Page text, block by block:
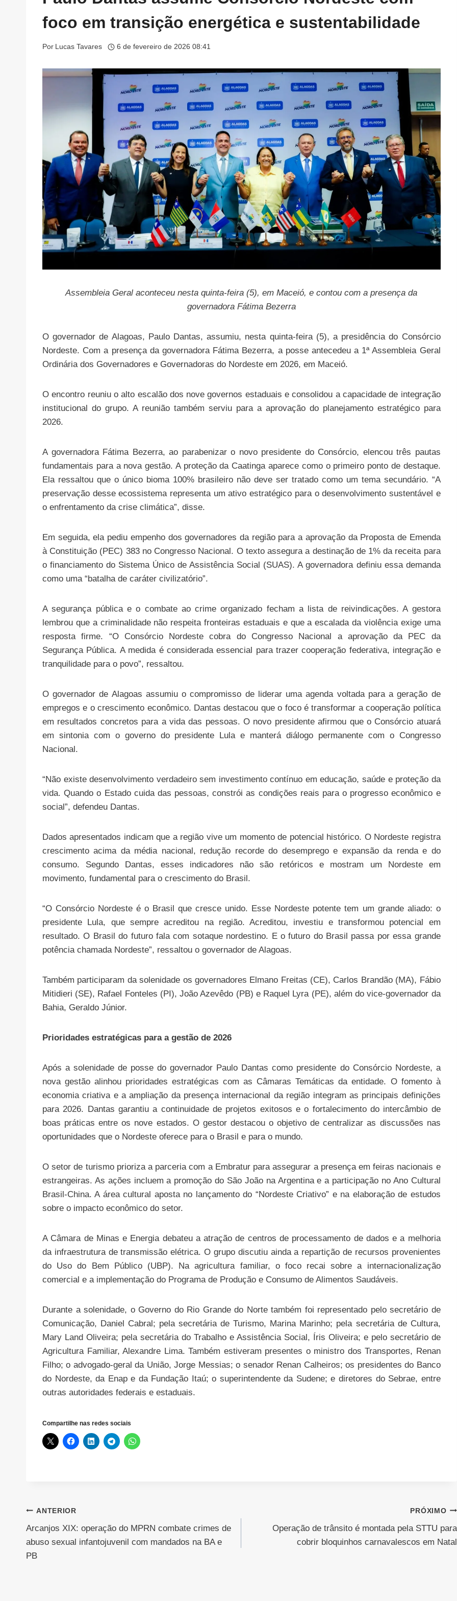
foco em transição energética e sustentabilidade
Por Lucas Tavares 6 de fevereiro de 2026 08:41
Assembleia Geral aconteceu nesta quinta-feira (5), em Maceió, e contou com a presença da
governadora Fátima Bezerra
O governador de Alagoas, Paulo Dantas, assumiu, nesta quinta-feira (5), a presidência do Consórcio
Nordeste. Com a presença da governadora Fátima Bezerra, a posse antecedeu a 1ª Assembleia Geral
Ordinária dos Governadores e Governadoras do Nordeste em 2026, em Maceió.
O encontro reuniu o alto escalão dos nove governos estaduais e consolidou a capacidade de integração
institucional do grupo. A reunião também serviu para a aprovação do planejamento estratégico para
2026.
A governadora Fátima Bezerra, ao parabenizar o novo presidente do Consórcio, elencou três pautas
fundamentais para a nova gestão. A proteção da Caatinga aparece como o primeiro ponto de destaque.
Ela ressaltou que o único bioma 100% brasileiro não deve ser tratado como um tema secundário. “A
preservação desse ecossistema representa um ativo estratégico para o desenvolvimento sustentável e
o enfrentamento da crise climática”, disse.
Em seguida, ela pediu empenho dos governadores da região para a aprovação da Proposta de Emenda
à Constituição (PEC) 383 no Congresso Nacional. O texto assegura a destinação de 1% da receita para
o financiamento do Sistema Único de Assistência Social (SUAS). A governadora definiu essa demanda
como uma “batalha de caráter civilizatório”.
A segurança pública e o combate ao crime organizado fecham a lista de reivindicações. A gestora
lembrou que a criminalidade não respeita fronteiras estaduais e que a escalada da violência exige uma
resposta firme. “O Consórcio Nordeste cobra do Congresso Nacional a aprovação da PEC da
Segurança Pública. A medida é considerada essencial para trazer cooperação federativa, integração e
tranquilidade para o povo”, ressaltou.
O governador de Alagoas assumiu o compromisso de liderar uma agenda voltada para a geração de
empregos e o crescimento econômico. Dantas destacou que o foco é transformar a cooperação política
em resultados concretos para a vida das pessoas. O novo presidente afirmou que o Consórcio atuará
em sintonia com o governo do presidente Lula e manterá diálogo permanente com o Congresso
Nacional.
“Não existe desenvolvimento verdadeiro sem investimento contínuo em educação, saúde e proteção da
vida. Quando o Estado cuida das pessoas, constrói as condições reais para o progresso econômico e
social”, defendeu Dantas.
Dados apresentados indicam que a região vive um momento de potencial histórico. O Nordeste registra
crescimento acima da média nacional, redução recorde do desemprego e expansão da renda e do
consumo. Segundo Dantas, esses indicadores não são retóricos e mostram um Nordeste em
movimento, fundamental para o crescimento do Brasil.
“O Consórcio Nordeste é o Brasil que cresce unido. Esse Nordeste potente tem um grande aliado: o
presidente Lula, que sempre acreditou na região. Acreditou, investiu e transformou potencial em
resultado. O Brasil do futuro fala com sotaque nordestino. E o futuro do Brasil passa por essa grande
potência chamada Nordeste”, ressaltou o governador de Alagoas.
Também participaram da solenidade os governadores Elmano Freitas (CE), Carlos Brandão (MA), Fábio
Mitidieri (SE), Rafael Fonteles (PI), João Azevêdo (PB) e Raquel Lyra (PE), além do vice-governador da
Bahia, Geraldo Júnior.
Prioridades estratégicas para a gestão de 2026
Após a solenidade de posse do governador Paulo Dantas como presidente do Consórcio Nordeste, a
nova gestão alinhou prioridades estratégicas com as Câmaras Temáticas da entidade. O fomento à
economia criativa e a ampliação da presença internacional da região integram as principais definições
para 2026. Dantas garantiu a continuidade de projetos exitosos e o fortalecimento do intercâmbio de
boas práticas entre os nove estados. O gestor destacou o objetivo de centralizar as discussões nas
oportunidades que o Nordeste oferece para o Brasil e para o mundo.
O setor de turismo prioriza a parceria com a Embratur para assegurar a presença em feiras nacionais e
estrangeiras. As ações incluem a promoção do São João na Argentina e a participação no Ano Cultural
Brasil-China. A área cultural aposta no lançamento do “Nordeste Criativo” e na elaboração de estudos
sobre o impacto econômico do setor.
A Câmara de Minas e Energia debateu a atração de centros de processamento de dados e a melhoria
da infraestrutura de transmissão elétrica. O grupo discutiu ainda a repartição de recursos provenientes
do Uso do Bem Público (UBP). Na agricultura familiar, o foco recai sobre a internacionalização
comercial e a implementação do Programa de Produção e Consumo de Alimentos Saudáveis.
Durante a solenidade, o Governo do Rio Grande do Norte também foi representado pelo secretário de
Comunicação, Daniel Cabral; pela secretária de Turismo, Marina Marinho; pela secretária de Cultura,
Mary Land Oliveira; pela secretária do Trabalho e Assistência Social, Íris Oliveira; e pelo secretário de
Agricultura Familiar, Alexandre Lima. Também estiveram presentes o ministro dos Transportes, Renan
Filho; o advogado-geral da União, Jorge Messias; o senador Renan Calheiros; os presidentes do Banco
do Nordeste, da Enap e da Fundação Itaú; o superintendente da Sudene; e diretores do Sebrae, entre
outras autoridades federais e estaduais.
Compartilhe nas redes sociais
Navegação
de
Post
ANTERIOR
Arcanjos XIX: operação do MPRN combate crimes de
abuso sexual infantojuvenil com mandados na BA e
PB
PRÓXIMO
Operação de trânsito é montada pela STTU para
cobrir bloquinhos carnavalescos em Natal